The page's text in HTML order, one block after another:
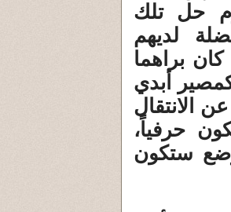
حل تلك
لديهم
براهما
أبدي
الانتقال
حرفياً،
ستكون